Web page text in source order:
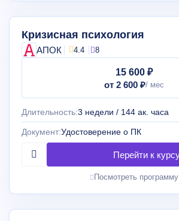
Кризисная психология
АПОК 4.4 8
15 600 ₽
от 2 600 ₽
Длительность:3 недели / 144 ак. часа
Документ:Удостоверение о ПК
Посмотреть программу